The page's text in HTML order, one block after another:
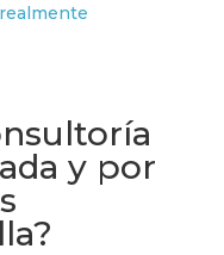
y por